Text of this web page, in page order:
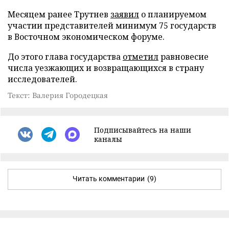
Месяцем ранее Трутнев заявил о планируемом
участии представителей минимум 75 государств
в Восточном экономическом форуме.
До этого глава государства отметилравновесие
числа уезжающих и возвращающихся в страну
исследователей.
Текст: Валерия Городецкая
Подписывайтесь на наши
каналы
Читать комментарии (9)